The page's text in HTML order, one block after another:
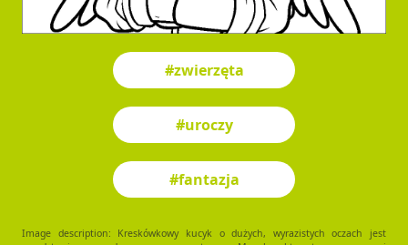
#zwierzęta
#uroczy
#fantazja
Image description: Kreskówkowy kucyk o dużych, wyrazistych oczach jest